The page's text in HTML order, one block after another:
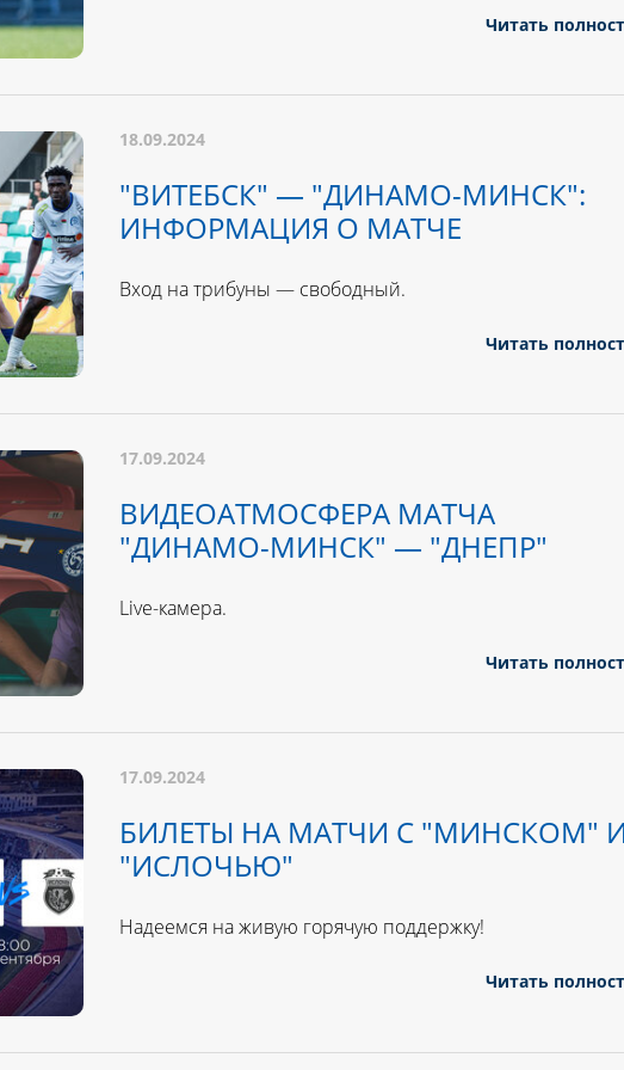
Читать
18.09.2024
"ВИТЕБСК" — "ДИНАМО-МИНСК":
ИНФОРМАЦИЯ О МАТЧЕ
Вход на трибуны — свободный.
Читать
17.09.2024
ВИДЕОАТМОСФЕРА МАТЧА
"ДИНАМО-МИНСК" — "ДНЕПР"
Live-камера.
Читать
17.09.2024
БИЛЕТЫ НА МАТЧИ С "МИНСКОМ" И
"ИСЛОЧЬЮ"
Надеемся на живую горячую поддержку!
Читать